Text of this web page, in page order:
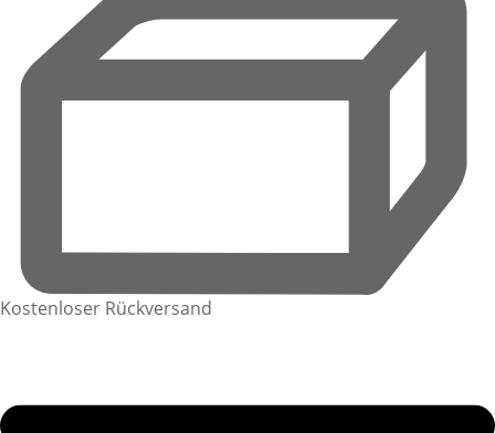
Kostenloser Rückversand